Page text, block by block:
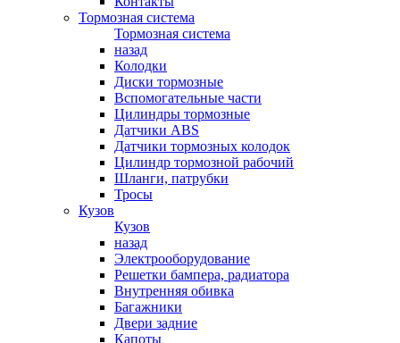
Тормозная система
Тормозная система
назад
Колодки
Диски тормозные
Вспомогательные части
Цилиндры тормозные
Датчики ABS
Датчики тормозных колодок
Цилиндр тормозной рабочий
Шланги, патрубки
Тросы
Кузов
Кузов
назад
Электрооборудование
Решетки бампера, радиатора
Внутренняя обивка
Багажники
Двери задние
Капоты